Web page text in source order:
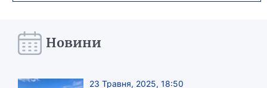
Новини
23 Травня, 2025, 18:50